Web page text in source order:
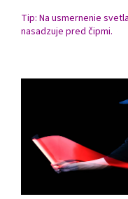
Tip: Na usmernenie
nasadzuje pred čipmi.